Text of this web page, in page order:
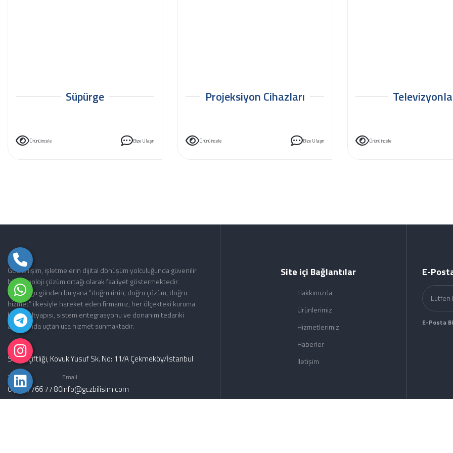
Süpürge
Ürünü incele Bize Ulaşın
Projeksiyon Cihazları
Ürünü incele Bize Ulaşın Ürünü incele
GCZ Bilişim, işletmelerin dijital dönüşüm yolculuğunda güvenilir
bir teknoloji çözüm ortağı olarak faaliyet göstermektedir.
Kurulduğu günden bu yana “doğru ürün, doğru çözüm, doğru
hizmet” ilkesiyle hareket eden firmamız, her ölçekteki kuruma
bilişim altyapısı, sistem entegrasyonu ve donanım tedariki
alanlarında uçtan uca hizmet sunmaktadır.
Adres
Sultançiftliği, Kovuk Yusuf Sk. No: 11/A Çekmeköy/İstanbul
Telefon
0 (216) 766 77 80
Email
info@gczbilisim.com
Site içi Bağlantılar
Hakkımızda
Ürünlerimiz
Hizmetlerimiz
Haberler
İletişim
E-
E-Posta